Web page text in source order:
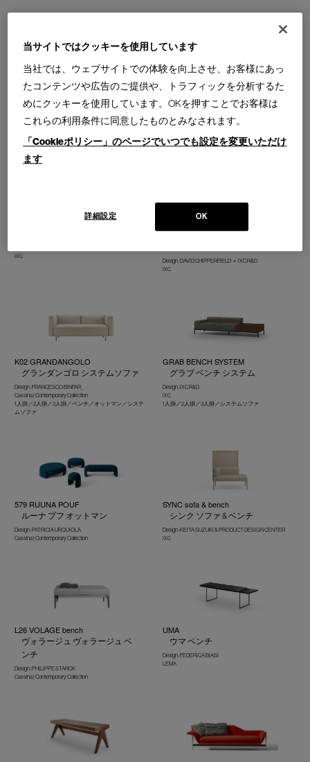
BOND
ボンド システムベンチ
AIR FRAME 3001 bench
エアーフレーム 3001 ベンチ
IXC
BOOMERANG bench
IXC
AIR FRAME 3014 leather sheet bench
エアーフレーム 3014 レザーシー
Design : DAVID CHIPPERFIELD ＋ IXC R&D
IXC
K02 GRANDANGOLO
グランダンゴロ システムソファ
Design : FRANCESCO BINFAR_
Cassina | Contemporary Collection
1人掛／2人掛／3人掛／ベンチ／オットマン／システ
ムソファ
GRAB BENCH SYSTEM
グラブ ベンチ システム
Design : IXC R&D
IXC
1人掛／2人掛／3人掛／システムソファ
579 RUUNA POUF
ルーナ プフ オットマン
Design : PATRICIA URQUIOLA
Cassina | Contemporary Collection
SYNC sofa & bench
シンク ソファ & ベンチ
Design : KEITA SUZUKI & PRODUCT DESIGN CENTER
IXC
L26 VOLAGE bench
ヴォラージュ ヴォラージュ ベ
ンチ
Design : PHILIPPE STARCK
Cassina | Contemporary Collection
UMA
ウマ ベンチ
Design : FEDERICA BIASI
LEMA
当サイトではクッキーを使用しています
当社では、ウェブサイトでの体験を向上させ、お客様にあっ
たコンテンツや広告のご提供や、トラフィックを分析するた
めにクッキーを使用しています。OKを押すことでお客様は
これらの利用条件に同意したものとみなされます。
「Cookieポリシー」のページでいつでも設定を変更いただけ
ます
OK
詳細設定